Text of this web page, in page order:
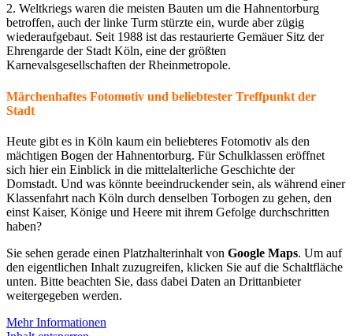
2. Weltkriegs waren die meisten Bauten um die Hahnentorburg
betroffen, auch der linke Turm stürzte ein, wurde aber zügig
wiederaufgebaut. Seit 1988 ist das restaurierte Gemäuer Sitz der
Ehrengarde der Stadt Köln, eine der größten
Karnevalsgesellschaften der Rheinmetropole.
Märchenhaftes Fotomotiv und beliebtester Treffpunkt der
Stadt
Heute gibt es in Köln kaum ein beliebteres Fotomotiv als den
mächtigen Bogen der Hahnentorburg. Für Schulklassen eröffnet
sich hier ein Einblick in die mittelalterliche Geschichte der
Domstadt. Und was könnte beeindruckender sein, als während einer
Klassenfahrt nach Köln durch denselben Torbogen zu gehen, den
einst Kaiser, Könige und Heere mit ihrem Gefolge durchschritten
haben?
Sie sehen gerade einen Platzhalterinhalt von Google Maps. Um auf
den eigentlichen Inhalt zuzugreifen, klicken Sie auf die Schaltfläche
unten. Bitte beachten Sie, dass dabei Daten an Drittanbieter
weitergegeben werden.
Mehr Informationen